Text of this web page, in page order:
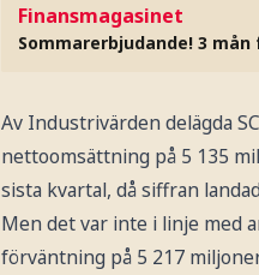
Finansmagasinet
Sommarerbjudande! 3
Av Industrivärden delägda
nettoomsättning på 5 135
sista kvartal, då siffran
Men det var inte i linje med
förväntning på 5 217